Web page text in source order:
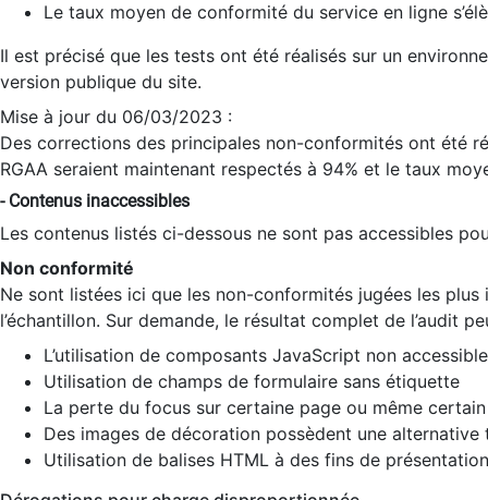
Le taux moyen de conformité du service en ligne
Il est précisé que les tests ont été réalisés sur un
version publique du site.
Mise à jour du 06/03/2023 :
Des corrections des principales non-conformités ont été
RGAA seraient maintenant respectés à 94% et le taux
- Contenus inaccessibles
Les contenus listés ci-dessous ne sont pas accessibles
Non conformité
Ne sont listées ici que les non-conformités jugées les
l’échantillon. Sur demande, le résultat complet de l’audit
L’utilisation de composants JavaScript non
Utilisation de champs de formulaire sans étiquette
La perte du focus sur certaine page ou même
Des images de décoration possèdent une alternative
Utilisation de balises HTML à des fins de